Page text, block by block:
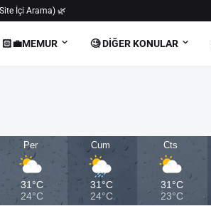
İçi Arama) 🌿
🧐 DIĞER KONULAR
Per
31°C
24°C
Cum
31°C
24°C
Cts
31°C
23°C